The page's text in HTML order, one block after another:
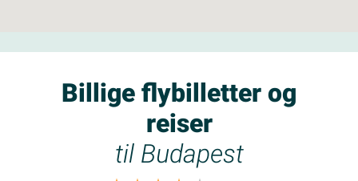
Billige flybilletter og
reiser
til Budapest